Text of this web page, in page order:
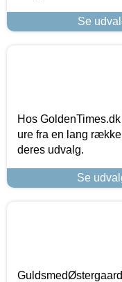
Se
Hos
ure fra en lang
deres udvalg.
Se